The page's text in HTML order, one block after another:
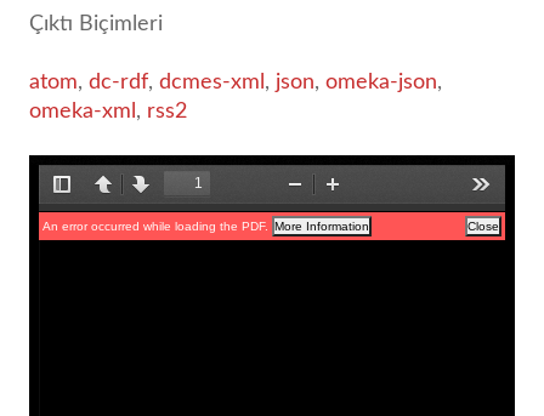
Çıktı Biçimleri
atom, dc-rdf, dcmes-xml , json, omeka-json,
omeka-xml , rss2